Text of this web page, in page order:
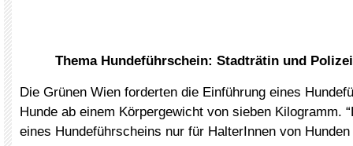
Thema Hundeführschein: Stadträtin und
Die Grünen Wien forderten die Einführung eines
Hunde ab einem Körpergewicht von sieben Kilogramm.
eines Hundeführscheins nur für HalterInnen von